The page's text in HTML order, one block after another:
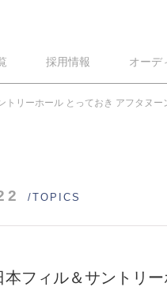
採用情報 オーデ
トリーホール とっておき アフタヌ
/TOPICS
本フィル＆サントリ